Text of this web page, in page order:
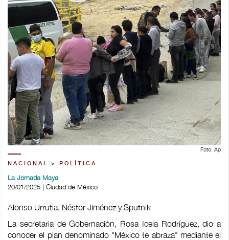
Foto: Ap
NACIONAL > POLÍTICA
La Jornada Maya
20/01/2025 | Ciudad de México
Alonso Urrutia, Néstor Jiménez y Sputnik
La secretaria de Gobernación, Rosa Icela Rodríguez, dio a
conocer el plan denominado "México te abraza" mediante el